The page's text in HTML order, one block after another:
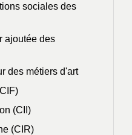
sociales des
ajoutée des
des métiers d'art
(CII)
(CIR)